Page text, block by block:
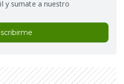
y sumate a nuestro